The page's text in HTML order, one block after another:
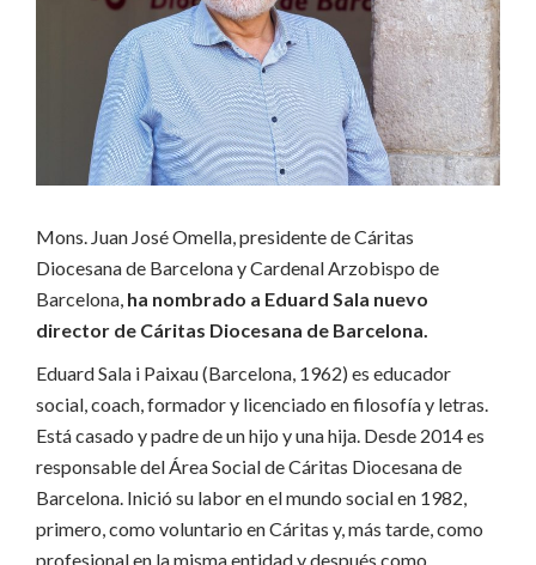
Mons. Juan José Omella, presidente de Cáritas
Diocesana de Barcelona y Cardenal Arzobispo de
Barcelona, ha nombrado a Eduard Sala nuevo
director de Cáritas Diocesana de Barcelona.
Eduard Sala i Paixau (Barcelona, 1962) es educador
social, coach, formador y licenciado en filosofía y letras.
Está casado y padre de un hijo y una hija. Desde 2014 es
responsable del Área Social de Cáritas Diocesana de
Barcelona. Inició su labor en el mundo social en 1982,
primero, como voluntario en Cáritas y, más tarde, como
profesional en la misma entidad y después como